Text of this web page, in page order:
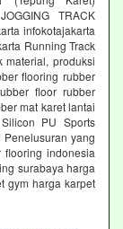
TRACK
infokotajakarta
Running Track
material, produksi
flooring rubber
floor rubber
mat karet lantai
PU Sports
yang
flooring indonesia
surabaya harga
gym harga karpet